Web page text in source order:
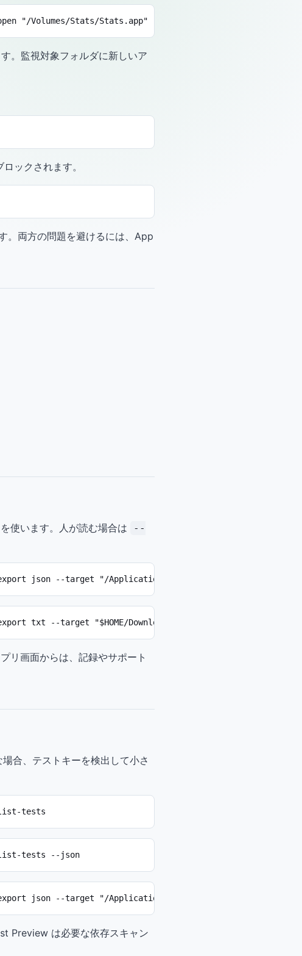
"/Volumes/Stats/Stats.app"
。監視対象フォルダに新しいア
ックされます。
。両方の問題を避けるには、App
を使います。人が読む場合は
--
json --target "/Applications/Example.app" --output
txt --target "$HOME/Downloads/Example.pkg"
リ画面からは、記録やサポート
合、テストキーを検出して小さ
list-tests
list-tests --json
json --target "/Applications/Example.app" --tests
Preview は必要な依存スキャン